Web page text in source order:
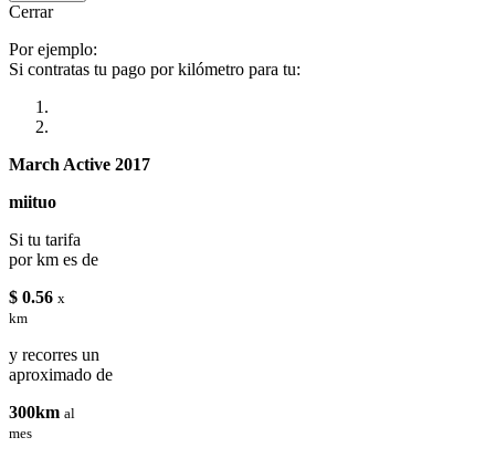
Cerrar
Por ejemplo:
Si contratas tu pago por kilómetro para tu:
March Active 2017
miituo
Si tu tarifa
por km es de
$ 0.56 x
km
y recorres un
aproximado de
300km al
mes